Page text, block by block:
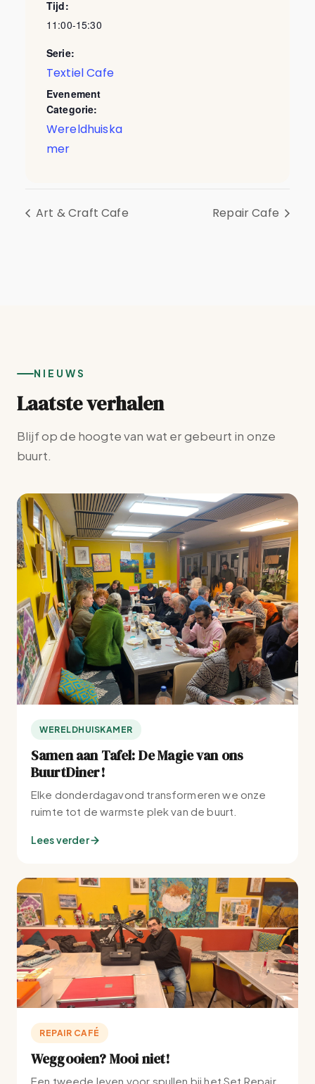
Tijd:
11:00-15:30
Serie:
Textiel Cafe
Evenement
Categorie:
Wereldhuiska
mer
Art & Craft Cafe Repair Cafe
NIEUWS
Laatste verhalen
Blijf op de hoogte van wat er gebeurt in onze
buurt.
WERELDHUISKAMER
Samen aan Tafel: De Magie van ons
BuurtDiner!
Elke donderdagavond transformeren we onze
ruimte tot de warmste plek van de buurt.
Lees verder
REPAIR CAFÉ
Weggooien? Mooi niet!
Een tweede leven voor spullen bij het Set Repair